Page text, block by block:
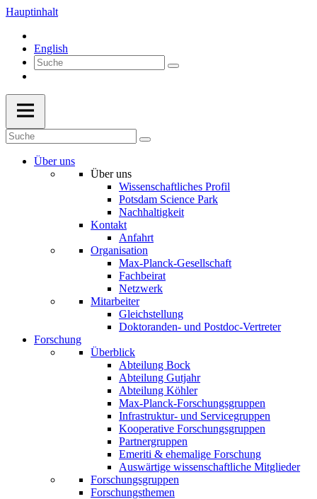
Hauptinhalt
English
Über uns
Über uns
Wissenschaftliches Profil
Potsdam Science Park
Nachhaltigkeit
Kontakt
Anfahrt
Organisation
Max-Planck-Gesellschaft
Fachbeirat
Netzwerk
Mitarbeiter
Gleichstellung
Doktoranden- und Postdoc-Vertreter
Forschung
Überblick
Abteilung Bock
Abteilung Gutjahr
Abteilung Köhler
Max-Planck-Forschungsgruppen
Infrastruktur- und Servicegruppen
Kooperative Forschungsgruppen
Partnergruppen
Emeriti & ehemalige Forschung
Auswärtige wissenschaftliche Mitglieder
Forschungsgruppen
Forschungsthemen